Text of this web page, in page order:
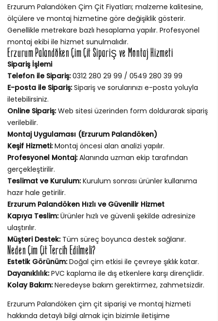
Erzurum Palandöken Çim Çit Fiyatları; malzeme kalitesine,
ölçülere ve montaj hizmetine göre değişiklik gösterir.
Genellikle metrekare bazlı hesaplama yapılır. Profesyonel
montaj ekibi ile hizmet sunulmalıdır.
Erzurum Palandöken Çim Çit Sipariş ve Montaj Hizmeti
Sipariş İşlemi
Telefon ile Sipariş:0312 280 29 99 / 0549 280 39 99
E-posta ile Sipariş:Sipariş ve sorularınızı e-posta yoluyla
iletebilirsiniz.
Online Sipariş:Web sitesi üzerinden form doldurarak sipariş
verilebilir.
Montaj Uygulaması (Erzurum Palandöken)
Keşif Hizmeti:Montaj öncesi alan analizi yapılır.
Profesyonel Montaj:Alanında uzman ekip tarafından
gerçekleştirilir.
Teslimat ve Kurulum:Kurulum sonrası ürünler kullanıma
hazır hale getirilir.
Erzurum Palandöken Hızlı ve Güvenilir Hizmet
Kapıya Teslim:Ürünler hızlı ve güvenli şekilde adresinize
ulaştırılır.
Müşteri Destek:Tüm süreç boyunca destek sağlanır.
Neden Çim Çit Tercih Edilmeli?
Estetik Görünüm:Doğal çim etkisi ile çevreye şıklık katar.
Dayanıklılık:PVC kaplama ile dış etkenlere karşı dirençlidir.
Kolay Bakım:Neredeyse bakım gerektirmez, zahmetsizdir.
Erzurum Palandöken çim çit siparişi ve montaj hizmeti
hakkında detaylı bilgi almak için bizimle iletişime